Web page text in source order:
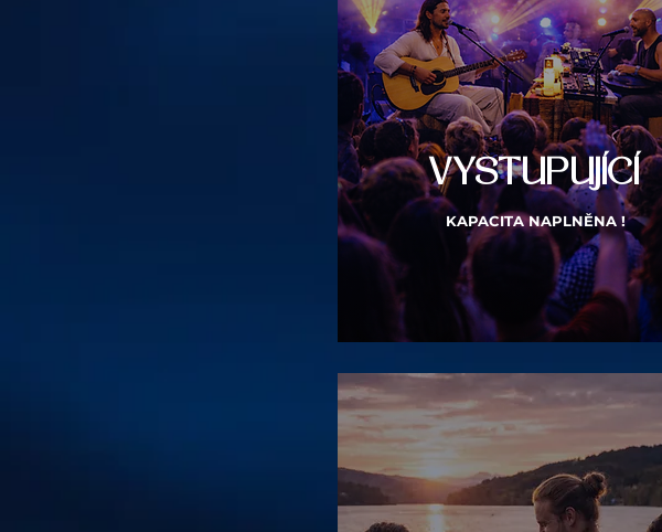
VYSTUPUJÍCÍ
KAPACITA NAPLNĚNA !